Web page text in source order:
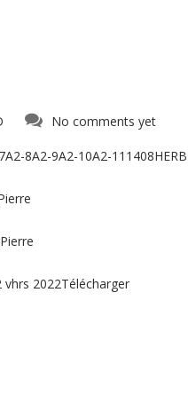
No comments yet
8A2-9A2-10A2-
vhrs 2022Télécharger